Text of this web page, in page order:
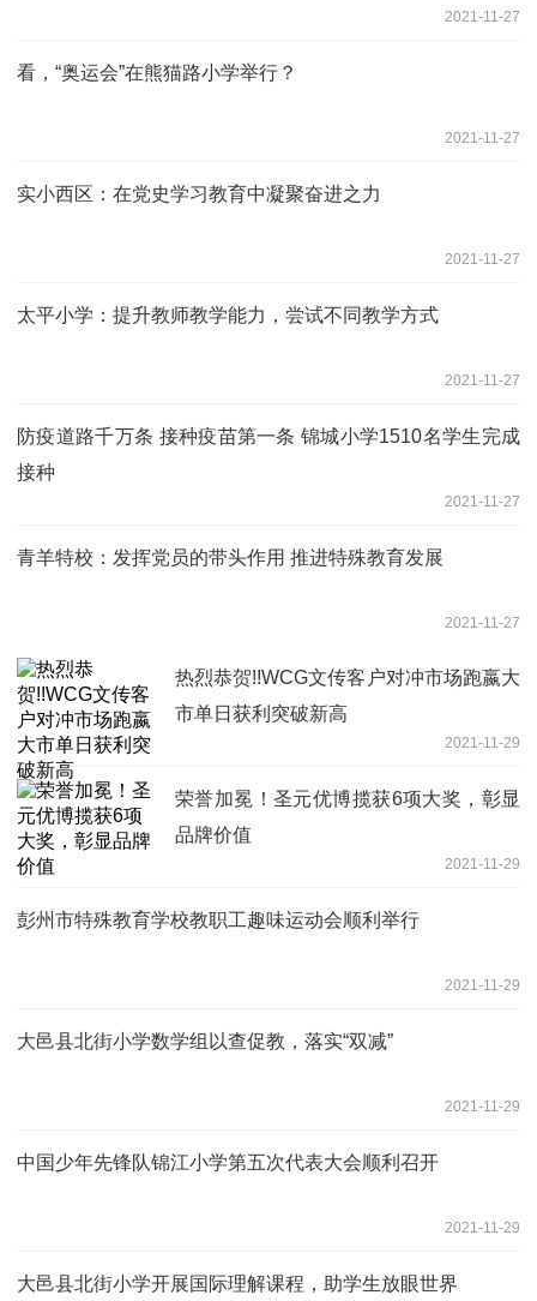
2021-11-27
看，“奥运会”在熊猫路小学举行？
2021-11-27
实小西区：在党史学习教育中凝聚奋进之力
2021-11-27
太平小学：提升教师教学能力，尝试不同教学方式
2021-11-27
防疫道路千万条 接种疫苗第一条 锦城小学1510名学生完成
接种
2021-11-27
青羊特校：发挥党员的带头作用 推进特殊教育发展
2021-11-27
热烈恭贺!!WCG文传客户对冲市场跑嬴大
市单日获利突破新高
2021-11-29
荣誉加冕！圣元优博揽获6项大奖，彰显
品牌价值
2021-11-29
彭州市特殊教育学校教职工趣味运动会顺利举行
2021-11-29
大邑县北街小学数学组以查促教，落实“双减”
2021-11-29
中国少年先锋队锦江小学第五次代表大会顺利召开
2021-11-29
大邑县北街小学开展国际理解课程，助学生放眼世界